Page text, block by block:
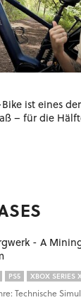
ist eines
– für die
- A
PS5 XBOX SERIES
Technische